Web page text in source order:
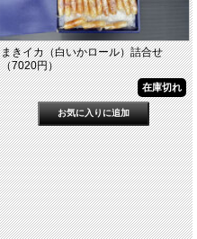
まきイカ（白いかロール）詰合せ
（7020円）
在庫切れ